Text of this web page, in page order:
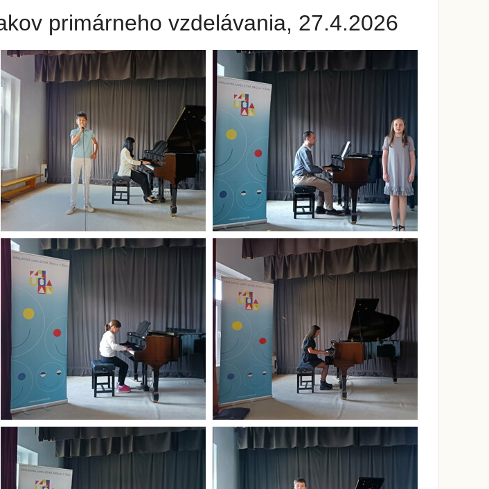
primárneho vzdelávania, 27.4.2026